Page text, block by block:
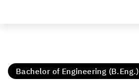
Bachelor of Engineering (B.Eng.)